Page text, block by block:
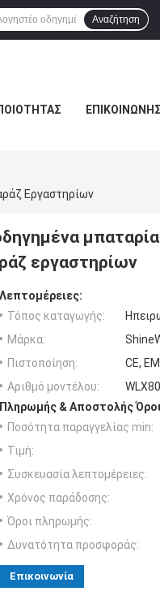
Αναζήτηση
Εργαστηρίων
εργαστηρίων
Λεπτομέρειες:
Τόπος καταγωγής:
Μάρκα:
Πιστοποίηση:
CE,
Αριθμό μοντέλου:
Πληρωμής & Αποστολής
Ποσότητα παραγγελίας min:
Τιμή:
Συσκευασία λεπτομέρειες:
Χρόνος παράδοσης:
Όροι πληρωμής:
Δυνατότητα προσφοράς:
Επικοινωνία